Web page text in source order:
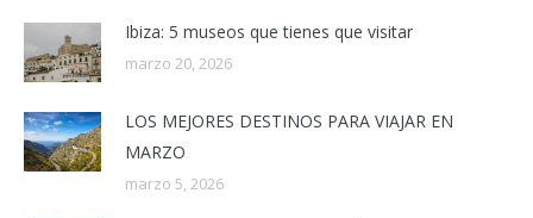
Ibiza: 5 museos que tienes que visitar
marzo 20, 2026
LOS MEJORES DESTINOS PARA VIAJAR EN
MARZO
marzo 5, 2026